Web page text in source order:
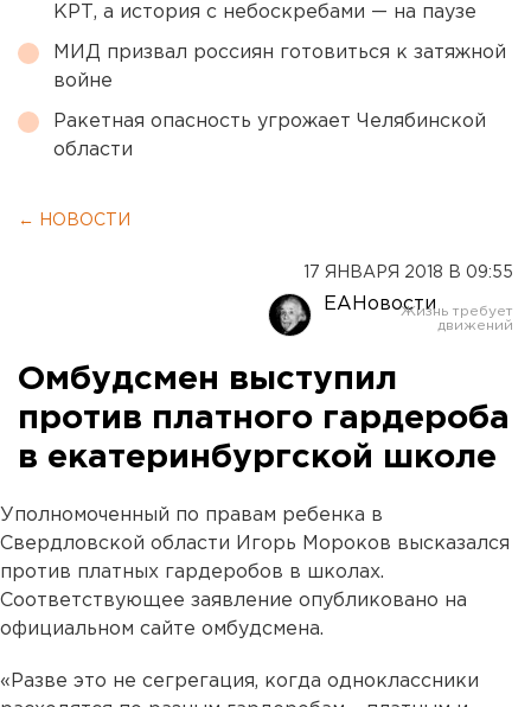
КРТ, а история с небоскребами — на паузе
МИД призвал россиян готовиться к затяжной
войне
Ракетная опасность угрожает Челябинской
области
← НОВОСТИ
17 ЯНВАРЯ 2018 В 09:55
ЕАНовости
Омбудсмен выступил
против платного гардероба
в екатеринбургской школе
Уполномоченный по правам ребенка в
Свердловской области Игорь Мороков высказался
против платных гардеробов в школах.
Соответствующее заявление опубликовано на
официальном сайте омбудсмена.
«Разве это не сегрегация, когда одноклассники